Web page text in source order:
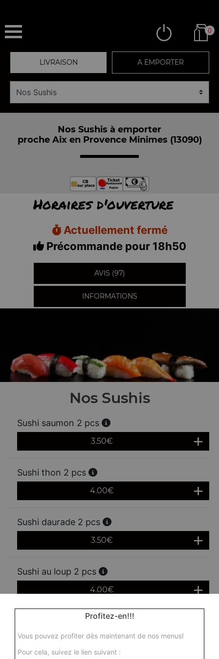
0
LIVRAISON A EMPORTER
Nos Sushis à emporter
proche Aix en Provence Minimes (13090)
Horaires d'ouverture
Actuellement fermé
Précommande pour 18h50
AVIS (97)
INFORMATIONS
Nos Sushis
Sushi saumon 2 pcs
3.50€
Sushi thon 2 pcs
4.00€
Sushi daurade 2 pcs
3.50€
Sushi au loup 2 pcs
4.00€
Sushi anguille grillée 2 pcs
5.50€
Profitez-en!!!
Vous pouvez profiter dès maintenant de nos menus!
Pour cela, suivez le lien suivant :